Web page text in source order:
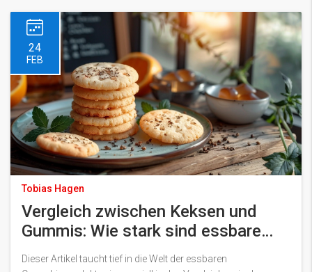
24
FEB
Tobias Hagen
Vergleich zwischen Keksen und
Gummis: Wie stark sind essbare
Cannabisprodukte wirklich?
Dieser Artikel taucht tief in die Welt der essbaren